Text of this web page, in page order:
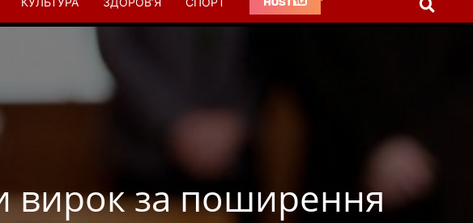
вирок за поширення